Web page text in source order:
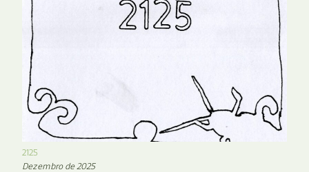
2125
Dezembro de 2025